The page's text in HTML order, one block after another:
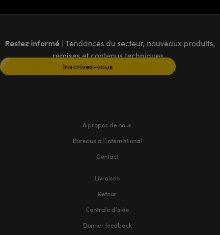
Restez informé | Tendances du secteur, nouveaux produits,
remises et contenus techniques
Inscrivez-vous
À propos de nous
Bureaux à l’international
Contact
Livraison
Retour
Centrale d’aide
Donner feedback